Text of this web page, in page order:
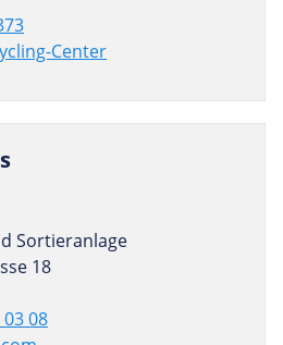
Center
Sortieranlage
18
08